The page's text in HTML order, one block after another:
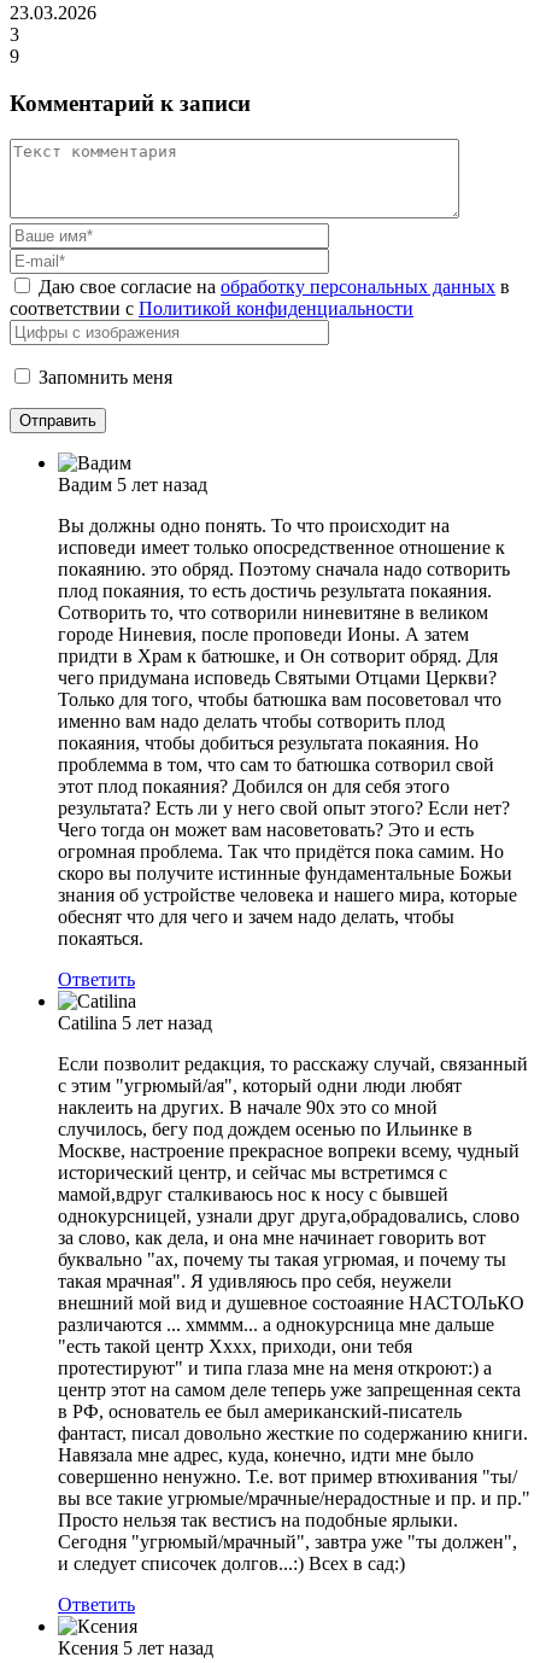
23.03.2026
3
9
Комментарий к записи
Даю свое согласие на обработку персональных данных в
соответствии с Политикой конфиденциальности
Запомнить меня
Вадим 5 лет назад
Вы должны одно понять. То что происходит на
исповеди имеет только опосредственное отношение к
покаянию. это обряд. Поэтому сначала надо сотворить
плод покаяния, то есть достичь результата покаяния.
Сотворить то, что сотворили ниневитяне в великом
городе Ниневия, после проповеди Ионы. А затем
придти в Храм к батюшке, и Он сотворит обряд. Для
чего придумана исповедь Святыми Отцами Церкви?
Только для того, чтобы батюшка вам посоветовал что
именно вам надо делать чтобы сотворить плод
покаяния, чтобы добиться результата покаяния. Но
проблемма в том, что сам то батюшка сотворил свой
этот плод покаяния? Добился он для себя этого
результата? Есть ли у него свой опыт этого? Если нет?
Чего тогда он может вам насоветовать? Это и есть
огромная проблема. Так что придётся пока самим. Но
скоро вы получите истинные фундаментальные Божьи
знания об устройстве человека и нашего мира, которые
обеснят что для чего и зачем надо делать, чтобы
покаяться.
Ответить
Catilina 5 лет назад
Если позволит редакция, то расскажу случай, связанный
с этим "угрюмый/ая", который одни люди любят
наклеить на других. В начале 90х это со мной
случилось, бегу под дождем осенью по Ильинке в
Москве, настроение прекрасное вопреки всему, чудный
исторический центр, и сейчас мы встретимся с
мамой,вдруг сталкиваюсь нос к носу с бывшей
однокурсницей, узнали друг друга,обрадовались, слово
за слово, как дела, и она мне начинает говорить вот
буквально "ах, почему ты такая угрюмая, и почему ты
такая мрачная". Я удивляюсь про себя, неужели
внешний мой вид и душевное состоаяние НАСТОЛьКО
различаются ... хмммм... а однокурсница мне дальше
"есть такой центр Xxxx, приходи, они тебя
протестируют" и типа глаза мне на меня откроют:) а
центр этот на самом деле теперь уже запрещенная секта
в РФ, основатель ее был американский-писатель
фантаст, писал довольно жесткие по содержанию книги.
Навязала мне адрес, куда, конечно, идти мне было
совершенно ненужно. Т.е. вот пример втюхивания "ты/
вы все такие угрюмые/мрачные/нерадостные и пр. и пр."
Просто нельзя так вестисъ на подобные ярлыки.
Сегодня "угрюмый/мрачный", завтра уже "ты должен",
и следует списочек долгов...:) Всех в сад:)
Ответить
Ксения 5 лет назад